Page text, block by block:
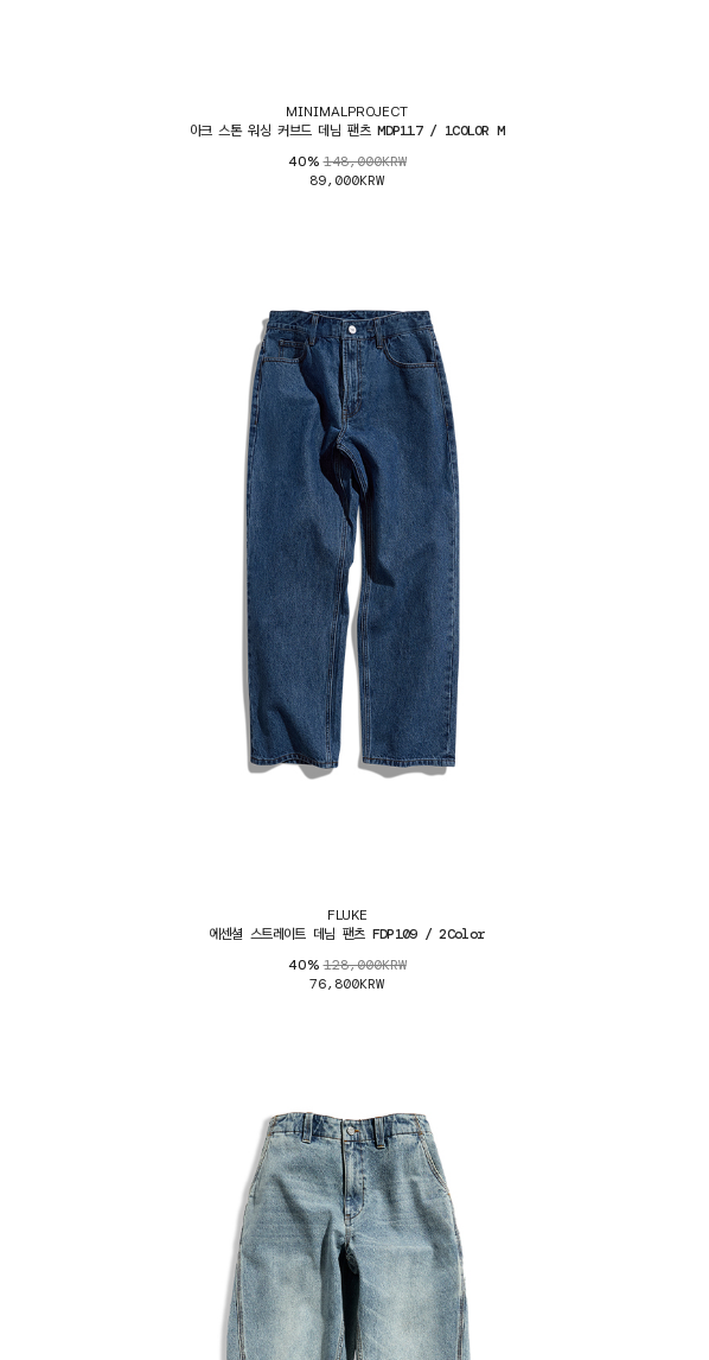
MINIMALPROJECT
아크 스톤 워싱 커브드 데님 팬츠 MDP117 / 1COLOR M
40%148,000KRW
89,000KRW
FLUKE
에센셜 스트레이트 데님 팬츠 FDP109 / 2Color
40%128,000KRW
76,800KRW